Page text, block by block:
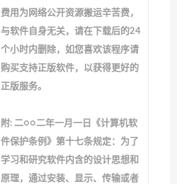
费用为网络公开资源搬运辛苦费，
与软件自身无关，请在下载后的24
个小时内删除，如您喜欢该程序请
购买支持正版软件，以获得更好的
正版服务。
附: 二○○二年一月一日《计算机软
件保护条例》第十七条规定：为了
学习和研究软件内含的设计思想和
原理，通过安装、显示、传输或者